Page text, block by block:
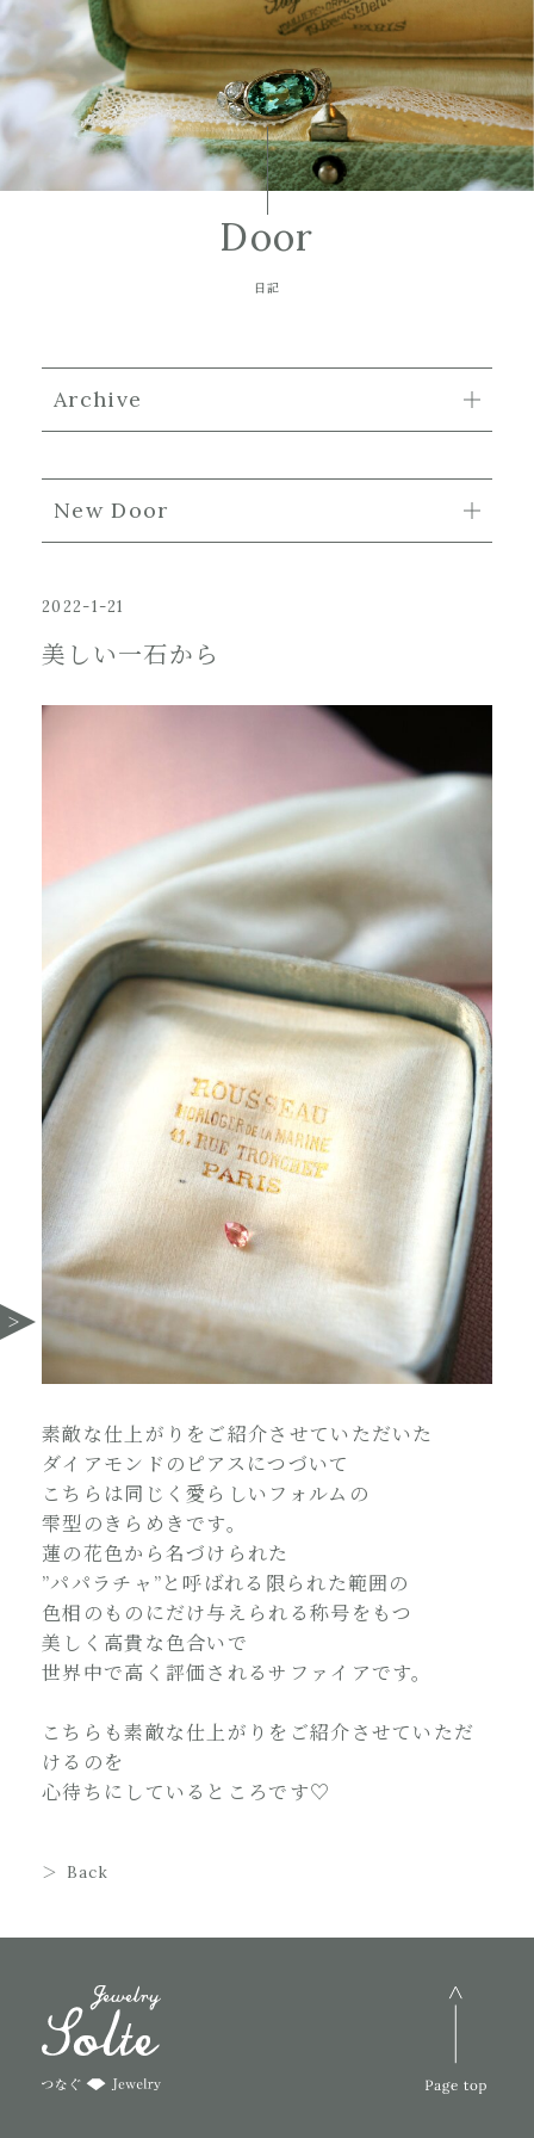
Door
日記
Archive
New Door
2022-1-21
美しい一石から
素敵な仕上がりをご紹介させていただいた
ダイアモンドのピアスにつづいて
こちらは同じく愛らしいフォルムの
雫型のきらめきです。
蓮の花色から名づけられた
”パパラチャ”と呼ばれる限られた範囲の
色相のものにだけ与えられる称号をもつ
美しく高貴な色合いで
世界中で高く評価されるサファイアです。
こちらも素敵な仕上がりをご紹介させていただ
けるのを
心待ちにしているところです♡
Back